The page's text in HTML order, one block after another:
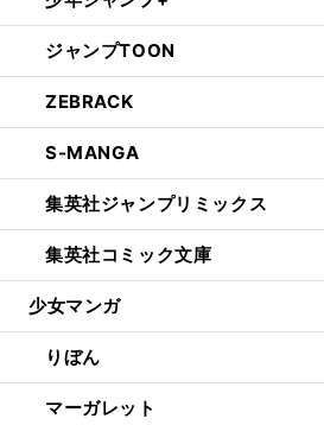
ジャンプTOON
ZEBRACK
S-MANGA
集英社ジャンプリミックス
集英社コミック文庫
少女マンガ
りぼん
マーガレット